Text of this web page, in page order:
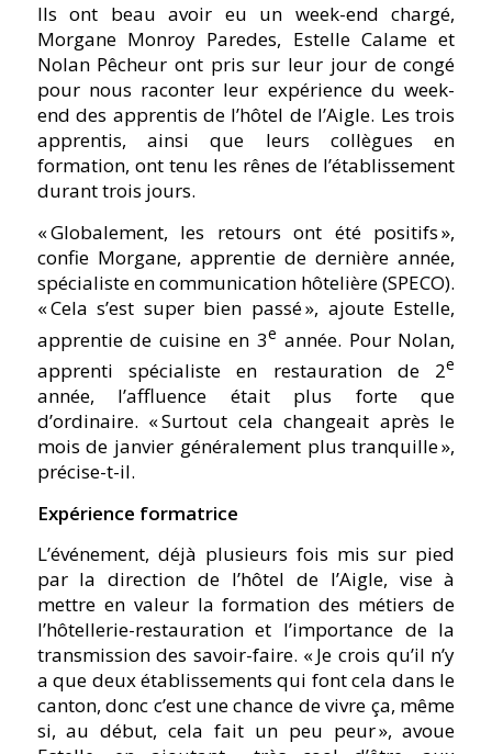
Ils ont beau avoir eu un week-end chargé,
Morgane Monroy Paredes, Estelle Calame et
Nolan Pêcheur ont pris sur leur jour de congé
pour nous raconter leur expérience du week-
end des apprentis de l’hôtel de l’Aigle. Les trois
apprentis, ainsi que leurs collègues en
formation, ont tenu les rênes de l’établissement
durant trois jours.
« Globalement, les retours ont été positifs »,
confie Morgane, apprentie de dernière année,
spécialiste en communication hôtelière (SPECO).
« Cela s’est super bien passé », ajoute Estelle,
apprentie de cuisine en 3e année. Pour Nolan,
apprenti spécialiste en restauration de 2e
année, l’affluence était plus forte que
d’ordinaire. « Surtout cela changeait après le
mois de janvier généralement plus tranquille »,
précise-t-il.
Expérience formatrice
L’événement, déjà plusieurs fois mis sur pied
par la direction de l’hôtel de l’Aigle, vise à
mettre en valeur la formation des métiers de
l’hôtellerie-restauration et l’importance de la
transmission des savoir-faire. « Je crois qu’il n’y
a que deux établissements qui font cela dans le
canton, donc c’est une chance de vivre ça, même
si, au début, cela fait un peu peur », avoue